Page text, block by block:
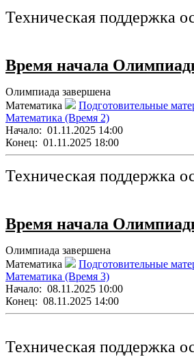
Техническая поддержка
Время начала
Олимпиада завершена
Математика
Подготовительные
Математика (Время 2)
Начало: 01.11.2025 14:00
Конец: 01.11.2025 18:00
Техническая поддержка
Время начала
Олимпиада завершена
Математика
Подготовительные
Математика (Время 3)
Начало: 08.11.2025 10:00
Конец: 08.11.2025 14:00
Техническая поддержка